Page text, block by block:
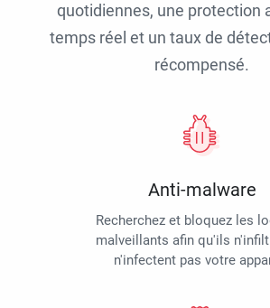
quotidiennes, une protection
temps réel et un taux de
récompensé.
Anti-malware
Recherchez et bloquez les
malveillants afin qu'ils
n'infectent pas votre